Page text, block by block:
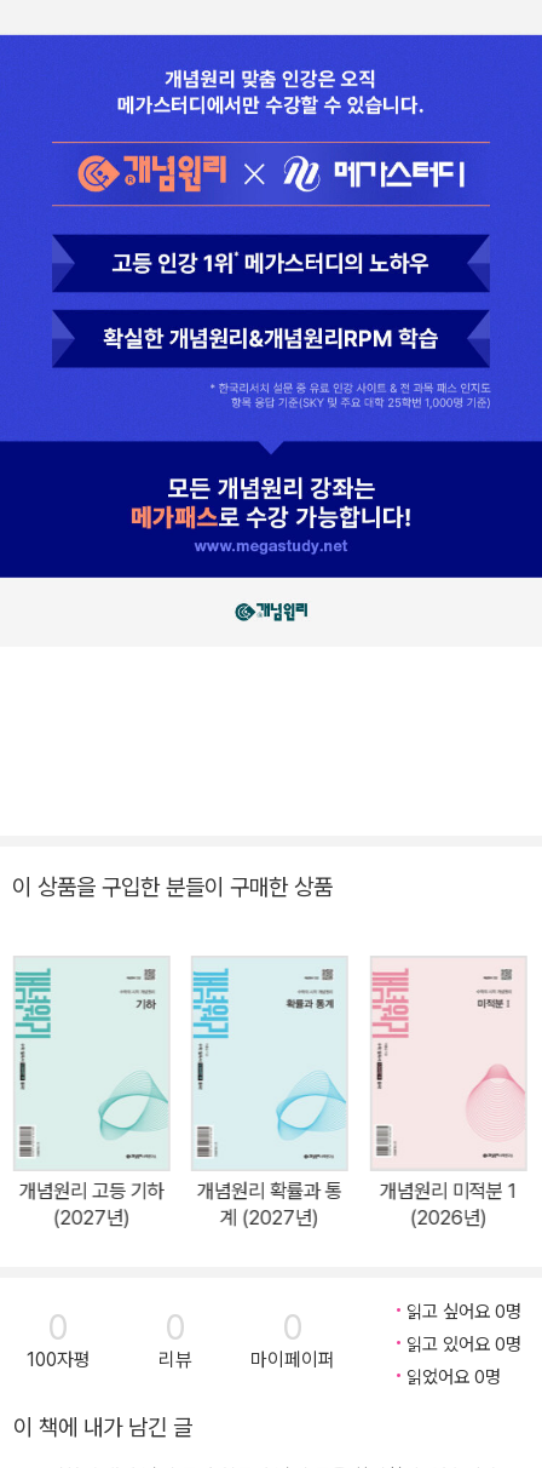
이 상품을 구입한 분들이 구매한 상품
개념원리 고등 기하
(2027년)
개념원리 확률과 통
계 (2027년)
개념원리 미적분 1
(2026년)
0
100자평
0
리뷰
0
마이페이퍼
읽고 싶어요 0명
읽고 있어요 0명
읽었어요 0명
이 책에 내가 남긴 글